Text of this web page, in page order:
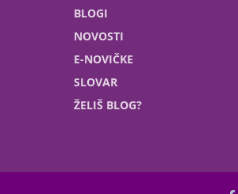
BLOGI
NOVOSTI
E-NOVIČKE
SLOVAR
ŽELIŠ BLOG?